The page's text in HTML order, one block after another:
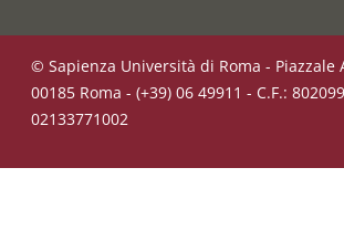
© Sapienza Università di Roma - Piazzale
00185 Roma - (+39) 06 49911 - C.F.:
02133771002